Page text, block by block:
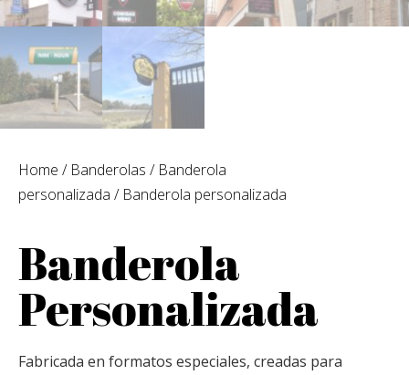
Home / Banderolas / Banderola
personalizada / Banderola personalizada
Banderola
Personalizada
Fabricada en formatos especiales, creadas para